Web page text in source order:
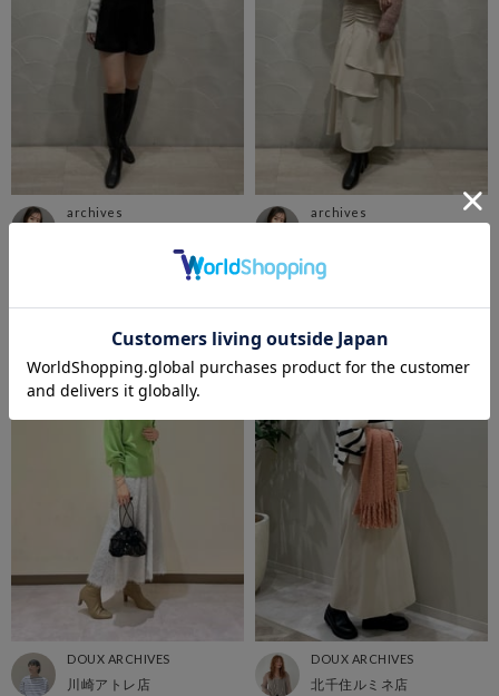
archives archives
かざみ
158cm
DOUX ARCHIVES
川崎アトレ店
DOUX ARCHIVES
北千住ルミネ店